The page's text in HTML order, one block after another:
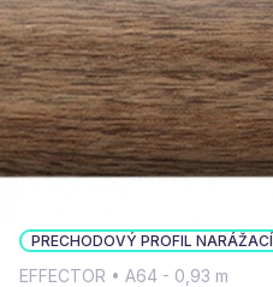
PRECHODOVÝ PROFIL NARÁŽACÍ
EFFECTOR • A64 - 0,93 m